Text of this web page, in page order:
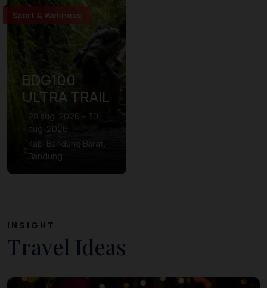
Sport & Wellness
BDG100
ULTRA TRAIL
28 aug. 2026 – 30
aug. 2026
Kab. Bandung Barat,
Bandung
INSIGHT
Travel Ideas